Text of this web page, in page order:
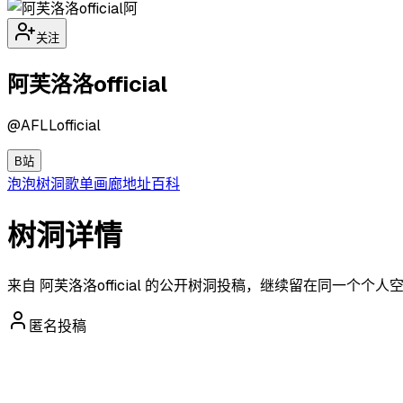
阿
关注
阿芙洛洛official
@AFLLofficial
B站
泡泡树洞歌单画廊地址百科
树洞详情
来自 阿芙洛洛official 的公开树洞投稿，继续留在同一个个人空
匿名投稿